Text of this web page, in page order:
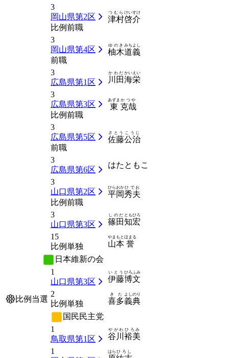
3
岡山県第2区
比例前職
津村
つむら
啓介
けいすけ
3
岡山県第4区
前職
柚木
ゆのき
道義
みちよし
3
広島県第1区
川田
かわだ
海栄
かいえい
3
広島県第3区
比例前職
東
あずま
克哉
かつや
3
広島県第5区
前職
佐藤
さとう
公治
こうじ
3
広島県第6区
はた ともこ
3
山口県第2区
比例前職
平岡
ひらおか
秀夫
ひでお
3
山口県第3区
篠田
しのだ
知宏
ともひろ
15
比例単独
山本
やまもと
誉
ほまる
日本維新の会
1
山口県第3区
伊藤
いとう
博文
ひろふみ
比例当選
2
比例単独
喜多
きた
義典
よしのり
国民民主党
1
鳥取県第1区
谷川
やがわ
裕美
ひろみ
1
はら ひろし